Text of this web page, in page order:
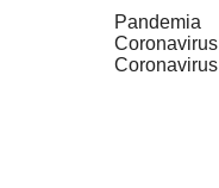
Pandemia
Coronavirus